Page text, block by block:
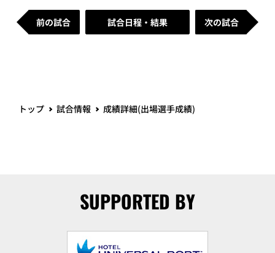
前の試合 試合日程・結果 次の試合
トップ 試合情報 成績詳細(出場選手成績)
SUPPORTED BY